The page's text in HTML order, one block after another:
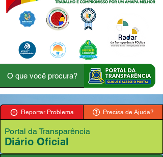
Reportar Problema Precisa de Ajuda?
Portal da Transparência
Diário Oficial